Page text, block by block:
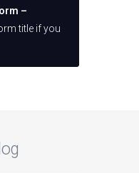
–
title if you